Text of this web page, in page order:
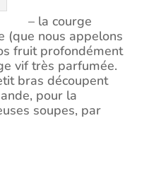
– la courge
(que nous appelons
fruit profondément
vif très parfumée.
bras découpent
pour la
soupes, par